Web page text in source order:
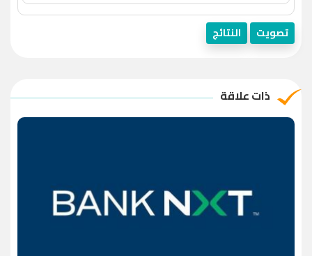
تصويت النتائج
ذات علاقة